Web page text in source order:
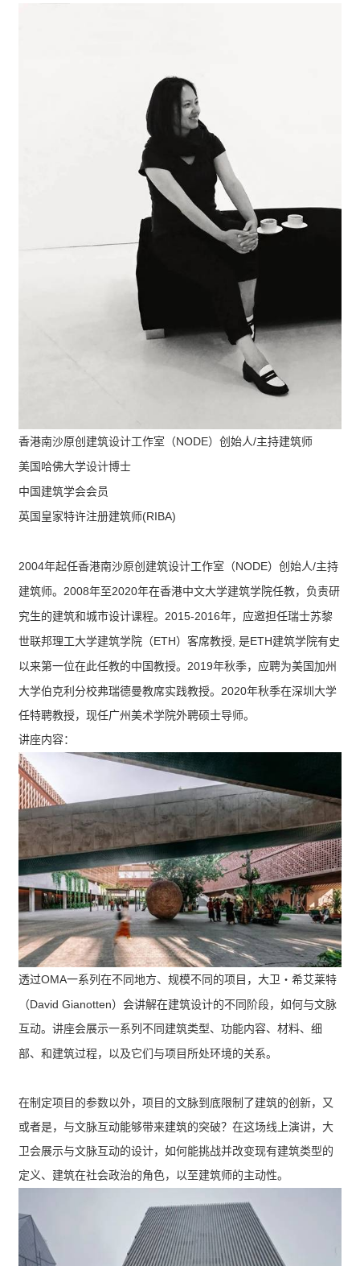
香港南沙原创建筑设计工作室（NODE）创始人/主持建筑师
美国哈佛大学设计博士
中国建筑学会会员
英国皇家特许注册建筑师(RIBA)
2004年起任香港南沙原创建筑设计工作室（NODE）创始人/主持
建筑师。 2008年至2020年在香港中文大学建筑学院任教，负责研
究生的建筑和城市设计课程。 2015-2016年，应邀担任瑞士苏黎
世联邦理工大学建筑学院（ETH）客席教授 ,是ETH建筑学院有史
以来第一位在此任教的中国教授。 2019年秋季，应聘为美国加州
大学伯克利分校弗瑞德曼教席实践教授。 2020年秋季在深圳大学
任特聘教授，现任广州美术学院外聘硕士导师。
讲座内容：
透过OMA一系列在不同地方、规模不同的项目，大卫 ‧希艾莱特
（David Gianotten）会讲解在建筑设计的不同阶段，如何与文脉
互动。讲座会展示一系列不同建筑类型、功能内容、材料、细
部、和建筑过程，以及它们与项目所处环境的关系。
在制定项目的参数以外，项目的文脉到底限制了建筑的创新，又
或者是，与文脉互动能够带来建筑的突破？在这场线上演讲，大
卫会展示与文脉互动的设计，如何能挑战并改变现有建筑类型的
定义、建筑在社会政治的角色，以至建筑师的主动性。